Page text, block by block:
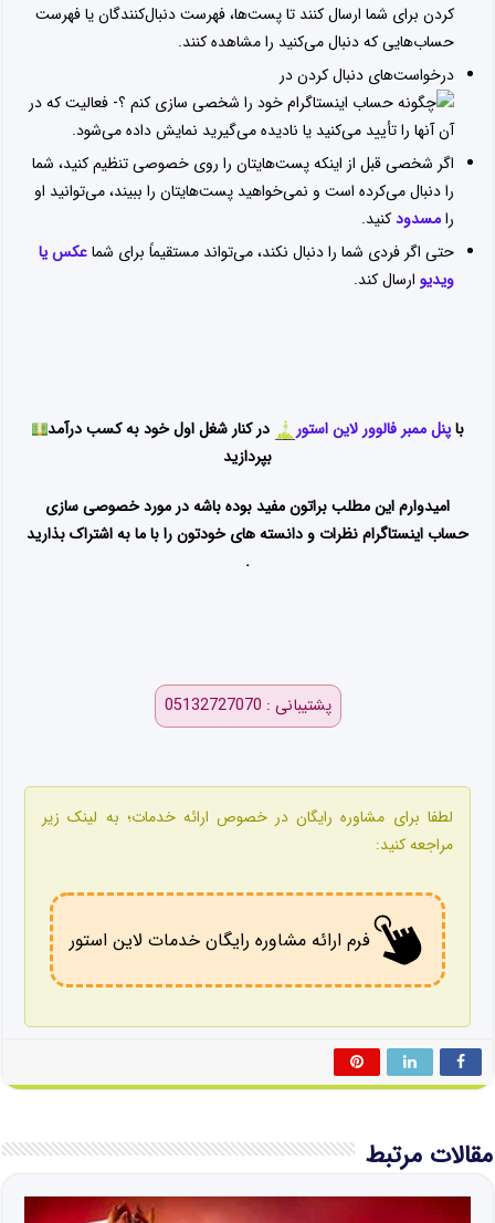
کردن برای شما ارسال کنند تا پست‌ها، فهرست دنبال‌کنندگان یا فهرست
حساب‌هایی که دنبال می‌کنید را مشاهده کنند.
درخواست‌های دنبال کردن در
فعالیت که در
آن آنها را تأیید می‌کنید یا نادیده می‌گیرید نمایش داده می‌شود.
اگر شخصی قبل از اینکه پست‌هایتان را روی خصوصی تنظیم کنید، شما
را دنبال می‌کرده است و نمی‌خواهید پست‌هایتان را ببیند، می‌توانید او
رامسدودکنید.
حتی اگر فردی شما را دنبال نکند، می‌تواند مستقیماً برای شماعکس یا
ویدیو ارسال کند.
باپنل ممبر فالوور لاین استور
در کنار شغل اول خود به کسب درآمد
بپردازید
امیدوارم این مطلب براتون مفید بوده باشه در مورد خصوصی سازی
حساب اینستاگرام نظرات و دانسته های خودتون را با ما به اشتراک بذارید
.
پشتیبانی : 05132727070
لطفا برای مشاوره رایگان در خصوص ارائه خدمات؛ به لینک زیر
مراجعه کنید:
فرم ارائه مشاوره رایگان خدمات لاین استور
مقالات مرتبط